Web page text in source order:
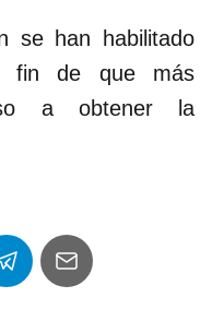
se han habilitado
fin de que más
a obtener la